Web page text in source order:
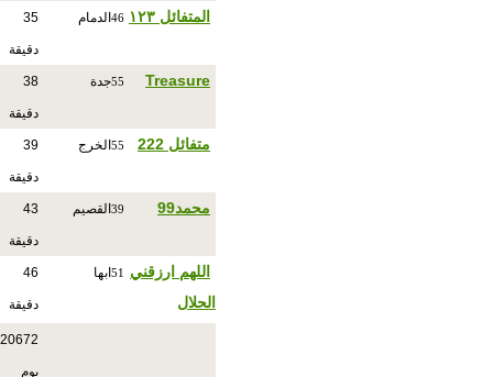
المتفائل ١٢٣ 46 الدمام 35
دقيقة
Treasure
55جدة 38
دقيقة
متفائل 222 55 الخرج 39
دقيقة
محمد99 39 القصيم 43
دقيقة
اللهم ارزقني
الحلال
51 ابها 46
دقيقة
20672
يوم